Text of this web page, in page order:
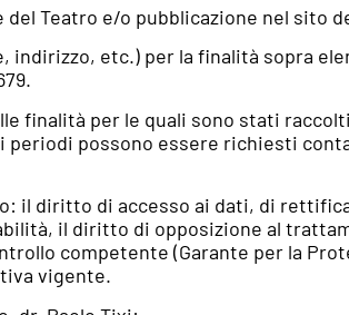
Teatro e/o pubblicazione nel sito
etc.) per la finalità sopra
finalità per le quali sono stati
possono essere richiesti
il diritto di accesso ai dati, di
il diritto di opposizione al
competente (Garante per la
vigente.